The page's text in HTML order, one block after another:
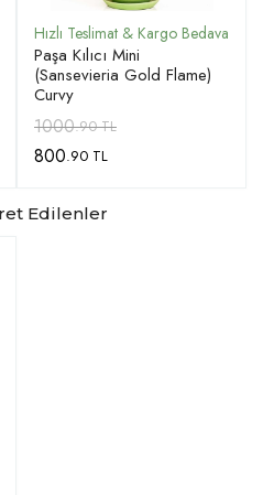
Paşa Kılıcı Mini
(Sansevieria Gold Flame)
Curvy
1000.90 TL
800.90 TL
Edilenler